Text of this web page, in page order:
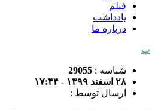
فیلم
یادداشت
درباره ما
پ
شناسه : 29055
۲۸ اسفند ۱۳۹۹ - ۱۷:۴۴
ارسال توسط :